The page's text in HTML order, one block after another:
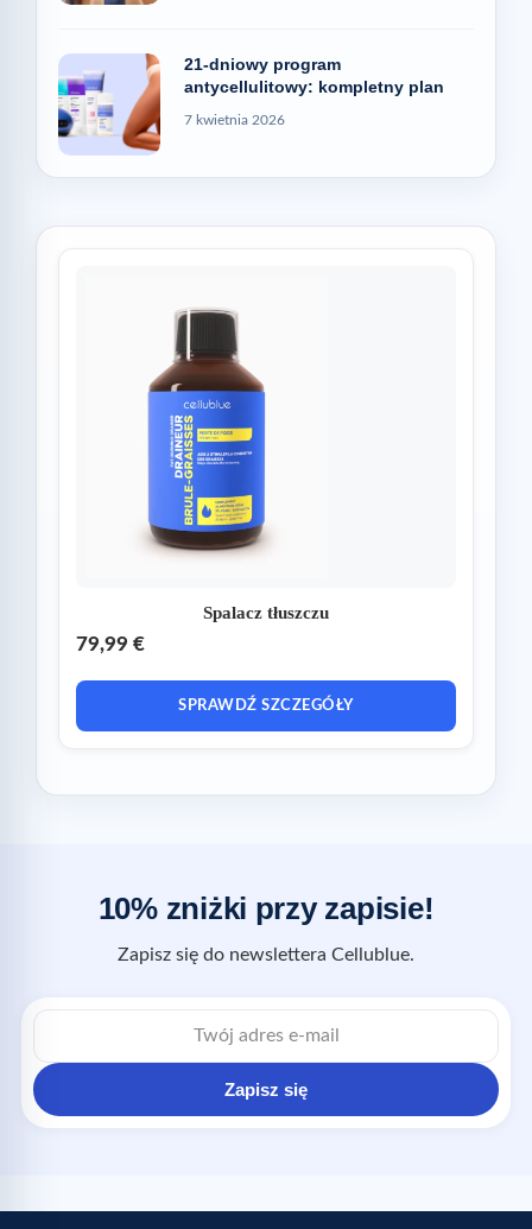
21-dniowy program
antycellulitowy: kompletny plan
7 kwietnia 2026
Spalacz tłuszczu
79,99 €
SPRAWDŹ SZCZEGÓŁY
10% zniżki przy zapisie!
Zapisz się do newslettera Cellublue.
Zapisz się